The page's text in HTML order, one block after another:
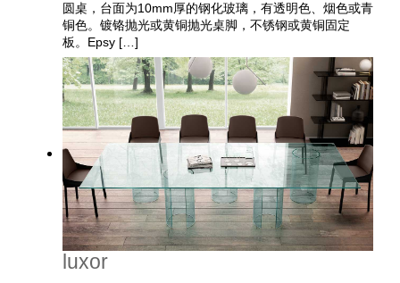
搜索
联系我们
下载目录
圆桌，台面为10mm厚的钢化玻璃，有透明色、烟色或青
铜色。镀铬抛光或黄铜抛光桌脚，不锈钢或黄铜固定
板。Epsy […]
luxor